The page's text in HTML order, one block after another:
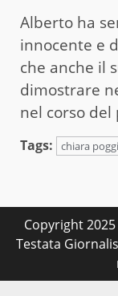
Alberto ha
innocente e
che anche il
dimostrare
nel corso
Tags: chiara poggi
Copyright
Testata